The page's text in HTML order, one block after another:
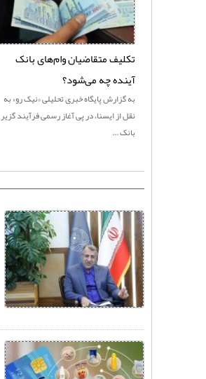
تکلیف متقاضیان وام‌های بانک
آینده چه می‌شود؟
به گزارش پايگاه خبری تحليلی «نيک رو» به
نقل از ایسنا، در پی آغاز رسمی فرآیند گزیر
بانک ...